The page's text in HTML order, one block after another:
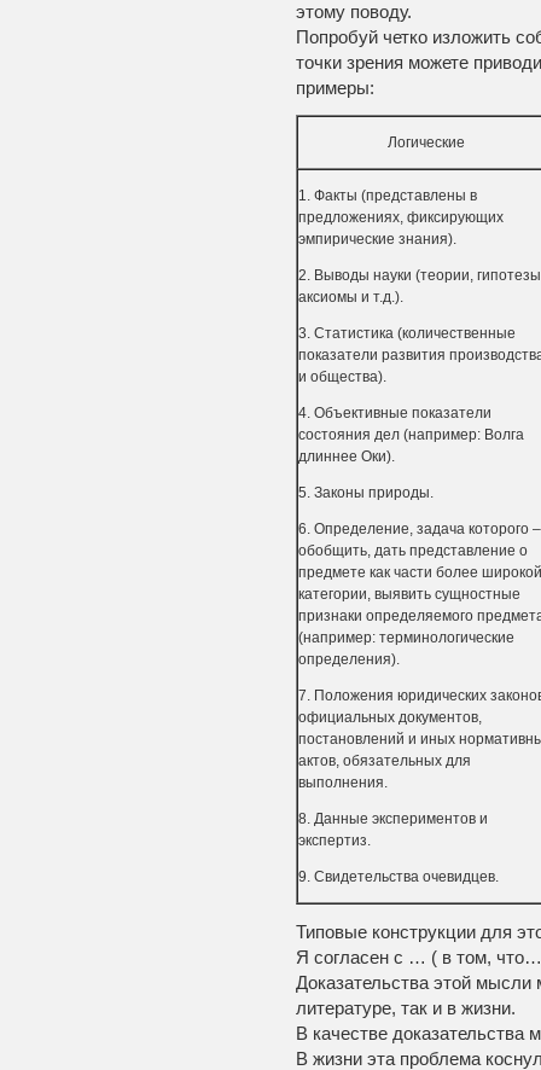
этому поводу.
Попробуй четко изложить
точки зрения можете
примеры:
Логические
1. Факты (представлены в
предложениях, фиксирующих
эмпирические знания).
2. Выводы науки (теории,
аксиомы и т.д.).
3. Статистика (количественные
показатели развития
и общества).
4. Объективные показатели
состояния дел (например: Волга
длиннее Оки).
5. Законы природы.
6. Определение, задача которого –
обобщить, дать представление о
предмете как части более широкой
категории, выявить сущностные
признаки определяемого
(например: терминологические
определения).
7. Положения юридических
официальных документов,
постановлений и иных
актов, обязательных для
выполнения.
8. Данные экспериментов и
экспертиз.
9. Свидетельства очевидцев.
Типовые конструкции для
Я согласен с … ( в том,
Доказательства этой мысли
литературе, так и в жизни.
В качестве
В жизни эта проблема